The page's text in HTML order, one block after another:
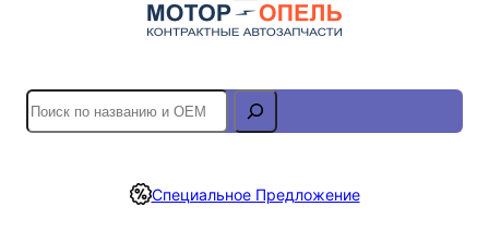
S
e
r
Специальное Предложение